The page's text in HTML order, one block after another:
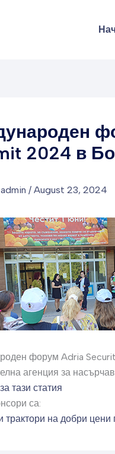
2024 в
admin / August 23, 2024
форум Adria
агенция за
тази статия
са:
трактори на добри цени